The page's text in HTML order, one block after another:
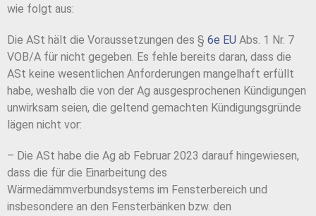
wie folgt aus:
Die ASt hält die Voraussetzungen des § 6e EU Abs. 1 Nr. 7
VOB/A für nicht gegeben. Es fehle bereits daran, dass die
ASt keine wesentlichen Anforderungen mangelhaft erfüllt
habe, weshalb die von der Ag ausgesprochenen Kündigungen
unwirksam seien, die geltend gemachten Kündigungsgründe
lägen nicht vor:
– Die ASt habe die Ag ab Februar 2023 darauf hingewiesen,
dass die für die Einarbeitung des
Wärmedämmverbundsystems im Fensterbereich und
insbesondere an den Fensterbänken bzw. den